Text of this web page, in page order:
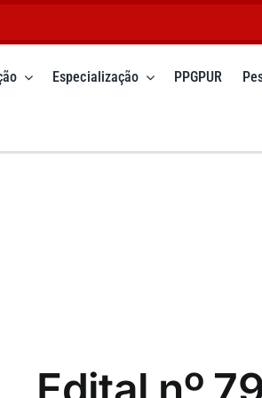
Especialização PPGPUR